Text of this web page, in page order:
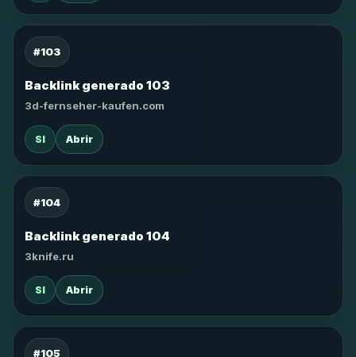
#103
Backlink generado 103
3d-fernseher-kaufen.com
SI Abrir
#104
Backlink generado 104
3knife.ru
SI Abrir
#105